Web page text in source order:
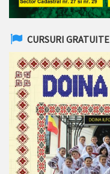
CURSURI GRATUITE